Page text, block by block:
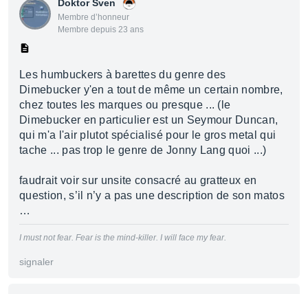
Doktor Sven
Membre d’honneur
Membre depuis 23 ans
Les humbuckers à barettes du genre des
Dimebucker y'en a tout de même un certain nombre,
chez toutes les marques ou presque ... (le
Dimebucker en particulier est un Seymour Duncan,
qui m'a l'air plutot spécialisé pour le gros metal qui
tache ... pas trop le genre de Jonny Lang quoi ...)
faudrait voir sur unsite consacré au gratteux en
question, s’il n’y a pas une description de son matos
…
I must not fear. Fear is the mind-killer. I will face my fear.
signaler